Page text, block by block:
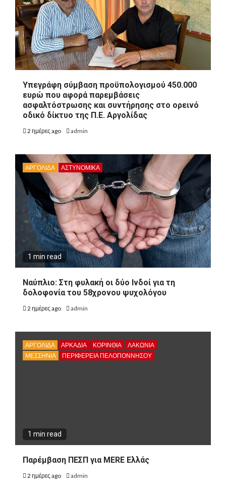
Υπεγράφη σύμβαση προϋπολογισμού 450.000
ευρώ που αφορά παρεμβάσεις
ασφαλτόστρωσης και συντήρησης στο ορεινό
οδικό δίκτυο της Π.Ε. Αργολίδας
2 ημέρες ago admin
ΑΡΓΟΛΙΔΑ ΑΣΤΥΝΟΜΙΚΑ
1 min read
Ναύπλιο: Στη φυλακή οι δύο Ινδοί για τη
δολοφονία του 58χρονου ψυχολόγου
2 ημέρες ago admin
ΑΡΓΟΛΙΔΑ ΑΡΚΑΔΊΑ ΚΟΡΙΝΘΊΑ
ΛΑΚΩΝΙΑ
ΜΕΣΣΗΝΙΑ
ΠΕΡΙΦΈΡΕΙΑ ΠΕΛΟΠΟΝΝΉΣΟΥ
1 min read
Παρέμβαση ΠΕΣΠ για MERE Ελλάς
2 ημέρες ago admin